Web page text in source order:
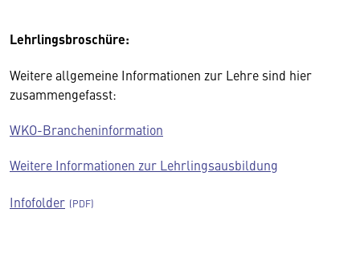
Lehrlingsbroschüre:
Weitere allgemeine Informationen zur Lehre sind hier
zusammengefasst:
WKO-Brancheninformation
Weitere Informationen zur Lehrlingsausbildung
Infofolder